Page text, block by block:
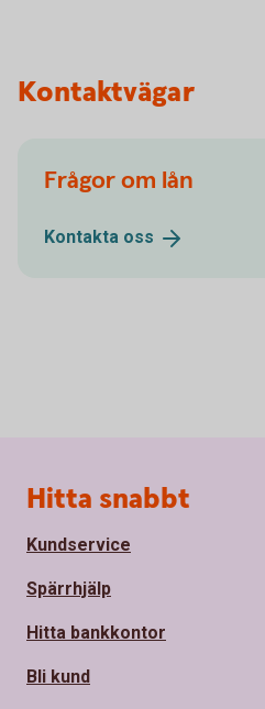
Kontaktvägar
Frågor om lån
Kontakta oss
Sidfot
Hitta snabbt
Kundservice
Spärrhjälp
Hitta bankkontor
Bli kund